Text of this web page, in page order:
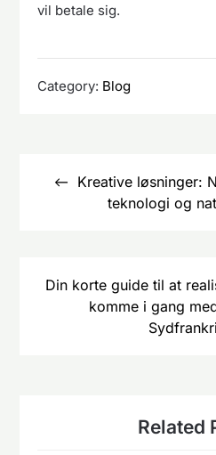
vil betale sig.
Category: Blog
Kreative løsninger:
teknologi og
Din korte guide til at
komme i gang
Related